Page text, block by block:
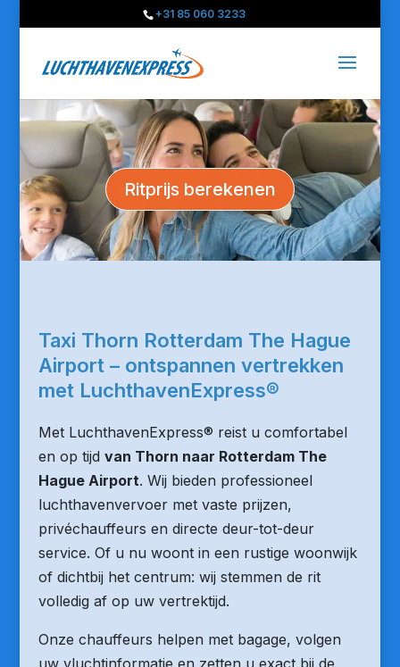
+31 85 060 3233
Ritprijs berekenen
Taxi Thorn Rotterdam The Hague
Airport – ontspannen vertrekken
met LuchthavenExpress®
Met LuchthavenExpress® reist u comfortabel
en op tijd van Thorn naar Rotterdam The
Hague Airport. Wij bieden professioneel
luchthavenvervoer met vaste prijzen,
privéchauffeurs en directe deur-tot-deur
service. Of u nu woont in een rustige woonwijk
of dichtbij het centrum: wij stemmen de rit
volledig af op uw vertrektijd.
Onze chauffeurs helpen met bagage, volgen
uw vluchtinformatie en zetten u exact bij de